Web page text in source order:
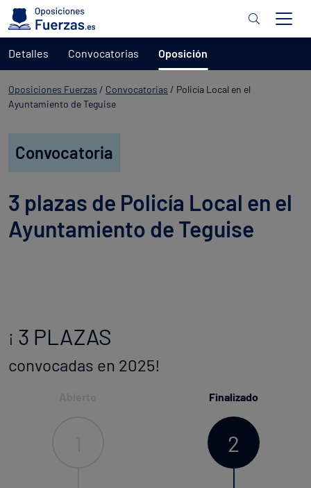
Oposiciones Fuerzas / Convocatorias / Policía Local en el
Ayuntamiento de Teguise
Convocatoria
3 plazas de Policía Local en el
Ayuntamiento de Teguise
¡ 3 PLAZAS
convocadas en 2025!
Finalizado
2
Detalles Convocatorias Oposición